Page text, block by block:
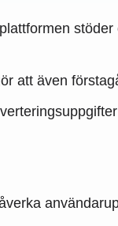
att även